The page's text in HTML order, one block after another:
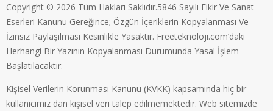
Copyright © 2026 Tüm Hakları Saklıdır.5846 Sayılı Fikir Ve Sanat
Eserleri Kanunu Gereğince; Özgün İçeriklerin Kopyalanması Ve
İzinsiz Paylaşılması Kesinlikle Yasaktır. Freeteknoloji.com’daki
Herhangi Bir Yazının Kopyalanması Durumunda Yasal İşlem
Başlatılacaktır.
Kişisel Verilerin Korunması Kanunu (KVKK) kapsamında hiç bir
kullanıcımız dan kişisel veri talep edilmemektedir. Web sitemizde